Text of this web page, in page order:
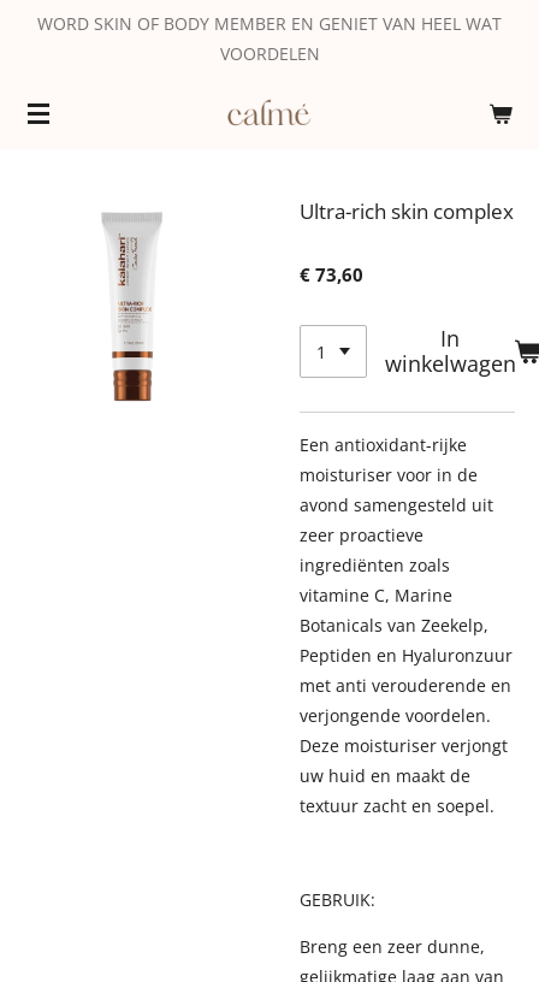
de
WORD SKIN OF BODY MEMBER EN GENIET VAN HEEL WAT
VOORDELEN
Ultra-rich skin complex
€ 73,60
In
winkelwagen
Een antioxidant-rijke
moisturiser voor in de
avond samengesteld uit
zeer proactieve
ingrediënten zoals
vitamine C, Marine
Botanicals van Zeekelp,
Peptiden en Hyaluronzuur
met anti verouderende en
verjongende voordelen.
Deze moisturiser verjongt
uw huid en maakt de
textuur zacht en soepel.
GEBRUIK:
Breng een zeer dunne,
gelijkmatige laag aan van